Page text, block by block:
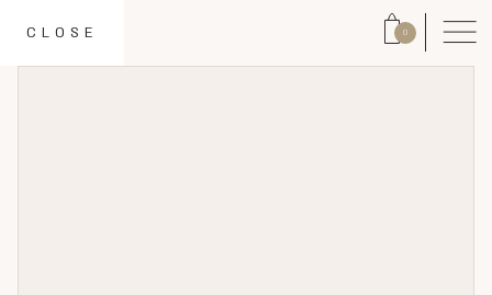
0
CLOSE